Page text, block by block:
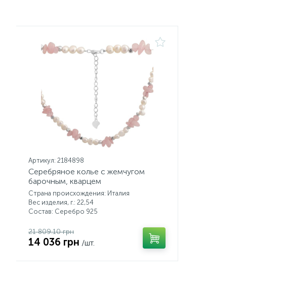
Артикул: 2184898
Серебряное колье с жемчугом
барочным, кварцем
Страна происхождения: Италия
Вес изделия, г.: 22,54
Состав: Серебро 925
21 809.10 грн
14 036 грн /шт.